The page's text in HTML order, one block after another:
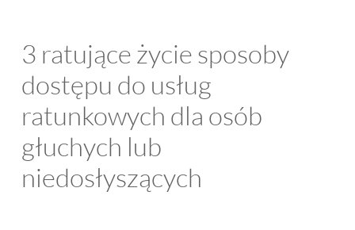
3 ratujące życie sposoby
dostępu do usług
ratunkowych dla osób
głuchych lub
niedosłyszących